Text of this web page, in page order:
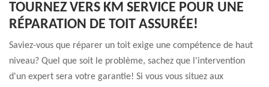
TOURNEZ VERS KM SERVICE POUR UNE
RÉPARATION DE TOIT ASSURÉE!
Saviez-vous que réparer un toit exige une compétence de haut
niveau? Quel que soit le problème, sachez que l'intervention
d'un expert sera votre garantie! Si vous vous situez aux